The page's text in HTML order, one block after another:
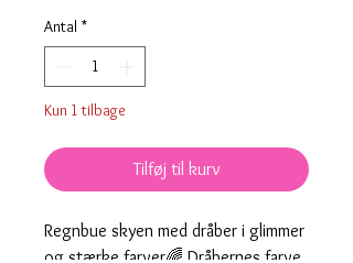
Antal *
Kun 1 tilbage
Tilføj til kurv
Regnbue skyen med dråber i glimmer
og stærke farver🌈 Dråbernes farve